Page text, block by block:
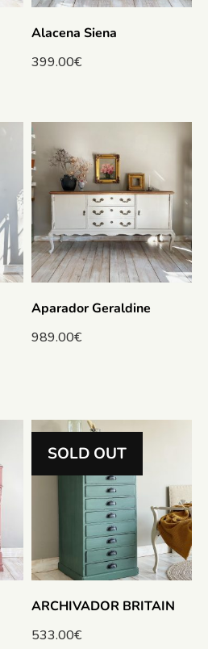
Alacena Siena
399.00€
Aparador Geraldine
989.00€
SOLD OUT
ARCHIVADOR BRITAIN
533.00€